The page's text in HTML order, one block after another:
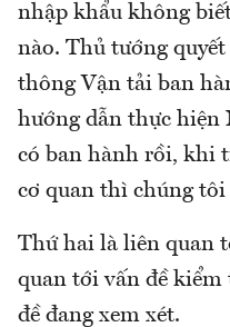
nhập khẩu không
nào. Thủ tướng
thông Vận tải ban
hướng dẫn thực hiện
có ban hành rồi, khi
cơ quan thì chúng
Thứ hai là liên quan
quan tới vấn đề
đề đang xem xét.